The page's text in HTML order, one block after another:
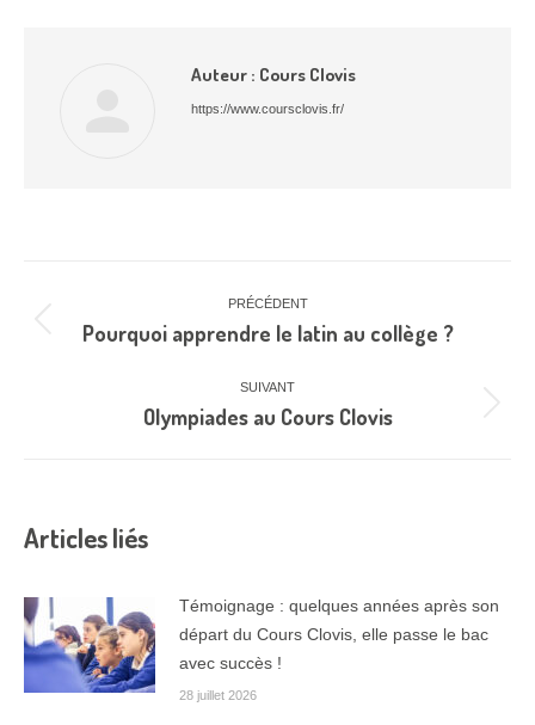
Auteur : Cours Clovis
https://www.coursclovis.fr/
PRÉCÉDENT
Article
:
Pourquoi apprendre le latin au collège ?
SUIVANT
Article
Olympiades au Cours Clovis
Articles liés
Témoignage : quelques années après son
départ du Cours Clovis, elle passe le bac
avec succès !
28 juillet 2026